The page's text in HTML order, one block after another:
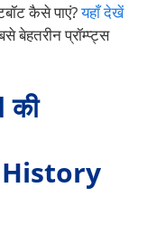
कैसे पाएं?यहाँ देखें
बेहतरीन प्रॉम्प्ट्स